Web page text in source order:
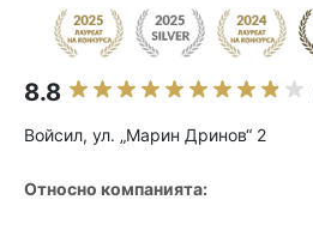
8.8
Войсил, ул. „Марин Дринов“ 2
Относно компанията: